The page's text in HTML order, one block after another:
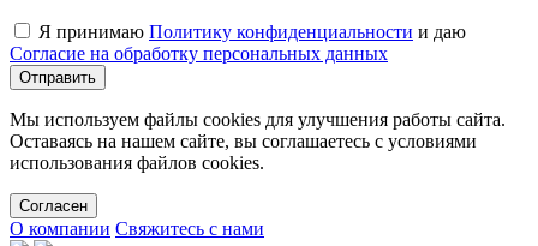
Я принимаю Политику конфиденциальности и даю
Согласие на обработку персональных данных
Мы используем файлы cookies для улучшения работы сайта.
Оставаясь на нашем сайте, вы соглашаетесь с условиями
использования файлов cookies.
Cогласен
О компании Свяжитесь с нами